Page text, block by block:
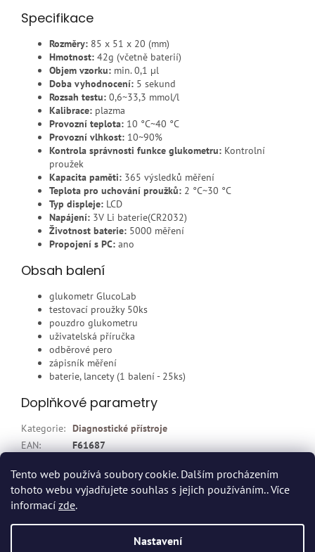
Tento web používá soubory cookie. Dalším procházením
tohoto webu vyjadřujete souhlas s jejich používáním.. Více
informací zde.
Nastavení
Specifikace
Rozměry: 85 x 51 x 20 (mm)
Hmotnost: 42g (včetně baterií)
Objem vzorku: min. 0,1 µl
Doba vyhodnocení: 5 sekund
Rozsah testu: 0,6~33,3 mmol/l
Kalibrace: plazma
Provozní teplota: 10 °C~40 °C
Provozní vlhkost: 10~90%
Kontrola správnosti funkce glukometru: Kontrolní
proužek
Kapacita paměti: 365 výsledků měření
Teplota pro uchování proužků: 2 °C~30 °C
Typ displeje: LCD
Napájení: 3V Li baterie(CR2032)
Životnost baterie: 5000 měření
Propojení s PC: ano
Obsah balení
glukometr GlucoLab
testovací proužky 50ks
pouzdro glukometru
uživatelská příručka
odběrové pero
zápisník měření
baterie, lancety (1 balení - 25ks)
Doplňkové parametry
Kategorie: Diagnostické přístroje
EAN:
F61687